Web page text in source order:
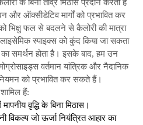
के बिना तीव्र मिठास प्रदान करता है
ऑक्सीडेटिव मार्गों को प्रभावित कर
भिक्षु फल से बदलने से कैलोरी की मात्रा
स्पाइक्स को कुंद किया जा सकता
समर्थन होता है। इसके बाद, हम उन
वर्तमान यांत्रिक और नैदानिक
को प्रभावित कर सकते हैं।
हैं:
वृद्धि के बिना मिठास।
विकल्प जो ऊर्जा नियंत्रित आहार का